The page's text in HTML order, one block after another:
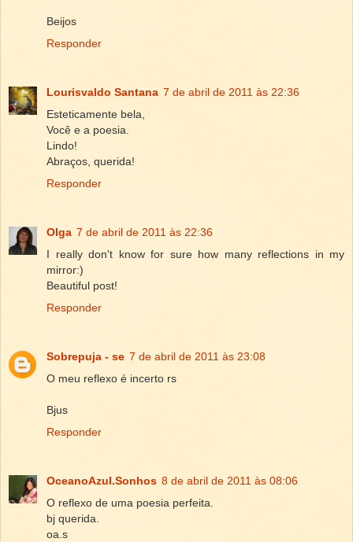
Beijos
Responder
Lourisvaldo Santana 7 de abril de 2011 às 22:36
Esteticamente bela,
Você e a poesia.
Lindo!
Abraços, querida!
Responder
Olga 7 de abril de 2011 às 22:36
I really don't know for sure how many reflections in my
mirror:)
Beautiful post!
Responder
Sobrepuja - se 7 de abril de 2011 às 23:08
O meu reflexo é incerto rs
Bjus
Responder
OceanoAzul.Sonhos 8 de abril de 2011 às 08:06
O reflexo de uma poesia perfeita.
bj querida.
oa.s